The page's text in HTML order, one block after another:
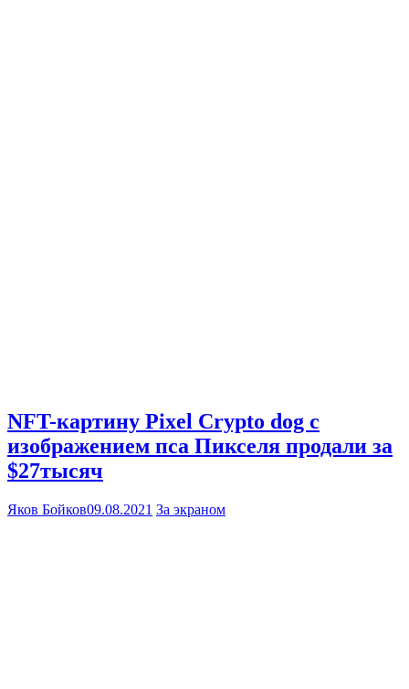
NFT-картину Pixel Crypto dog с
изображением пса Пикселя продали за
$27тысяч
Яков Бойков09.08.2021 За экраном